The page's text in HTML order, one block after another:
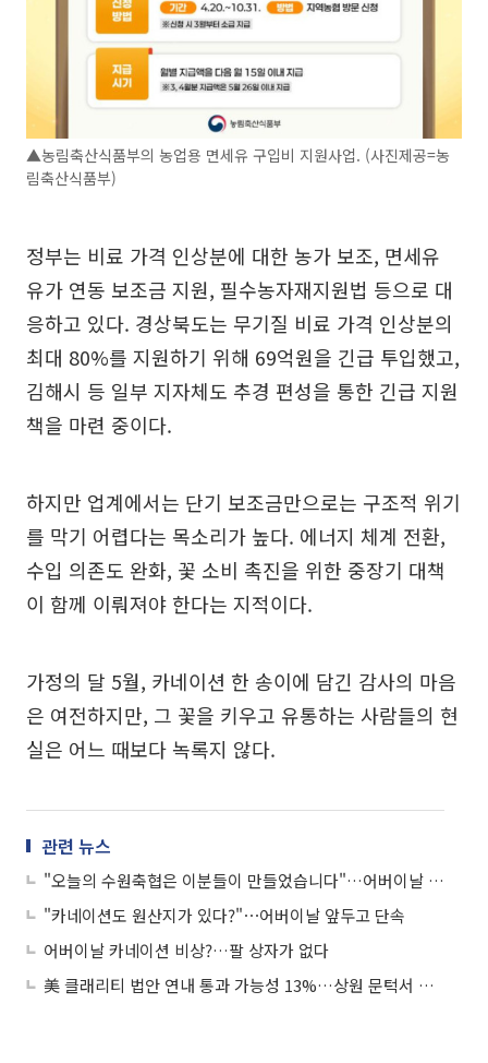
▲농림축산식품부의 농업용 면세유 구입비 지원사업. (사진제공=농
림축산식품부)
정부는 비료 가격 인상분에 대한 농가 보조, 면세유
유가 연동 보조금 지원, 필수농자재지원법 등으로 대
응하고 있다. 경상북도는 무기질 비료 가격 인상분의
최대 80%를 지원하기 위해 69억원을 긴급 투입했고,
김해시 등 일부 지자체도 추경 편성을 통한 긴급 지원
책을 마련 중이다.
하지만 업계에서는 단기 보조금만으로는 구조적 위기
를 막기 어렵다는 목소리가 높다. 에너지 체계 전환,
수입 의존도 완화, 꽃 소비 촉진을 위한 중장기 대책
이 함께 이뤄져야 한다는 지적이다.
가정의 달 5월, 카네이션 한 송이에 담긴 감사의 마음
은 여전하지만, 그 꽃을 키우고 유통하는 사람들의 현
실은 어느 때보다 녹록지 않다.
관련 뉴스
"오늘의 수원축협은 이분들이 만들었습니다"…어버이날 앞두고 88세 원로 조합원 찾아간 조합장
"카네이션도 원산지가 있다?"⋯어버이날 앞두고 단속
어버이날 카네이션 비상?…팔 상자가 없다
美 클래리티 법안 연내 통과 가능성 13%…상원 문턱서 제동